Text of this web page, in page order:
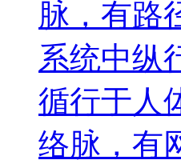
脉，有路
系统中纵
循行于人
络脉，有